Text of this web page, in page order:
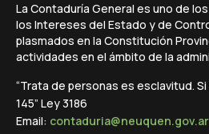
La Contaduría General es uno de
los Intereses del Estado y de
plasmados en la Constitución
actividades en el ámbito de la
“Trata de personas es esclavitud.
145” Ley 3186
Email: contaduria@neuquen.gov.ar